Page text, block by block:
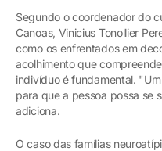
Segundo o coordenador do
Canoas, Vinicius Tonollier
como os enfrentados em
acolhimento que
indivíduo é fundamental.
para que a pessoa possa se
adiciona.
O caso das famílias